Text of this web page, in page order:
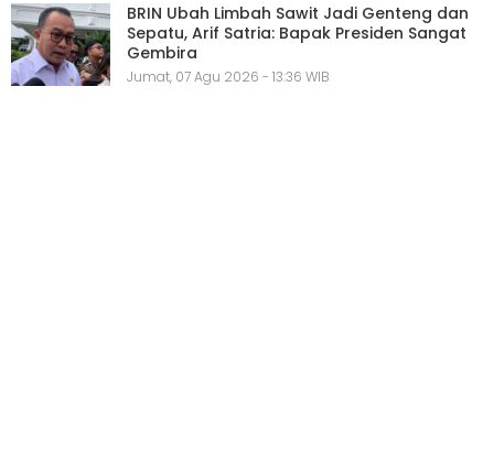
BRIN Ubah Limbah Sawit Jadi Genteng dan
Sepatu, Arif Satria: Bapak Presiden Sangat
Gembira
Jumat, 07 Agu 2026 - 13:36 WIB